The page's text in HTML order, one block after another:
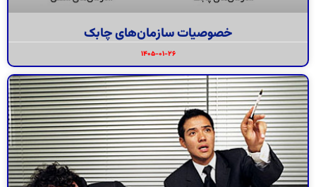
خصوصیات سازمان‌های چابک
۱۴۰۵-۰۱-۲۶